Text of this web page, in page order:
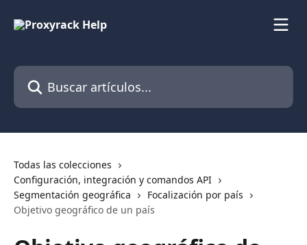
Buscar artículos...
Todas las colecciones
Configuración, integración y comandos API
Segmentación geográfica
Focalización por país
Objetivo geográfico de un país